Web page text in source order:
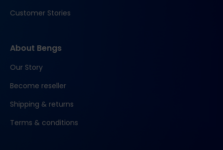
Customer Stories
About Bengs
Our Story
Become reseller
Shipping & returns
Terms & conditions